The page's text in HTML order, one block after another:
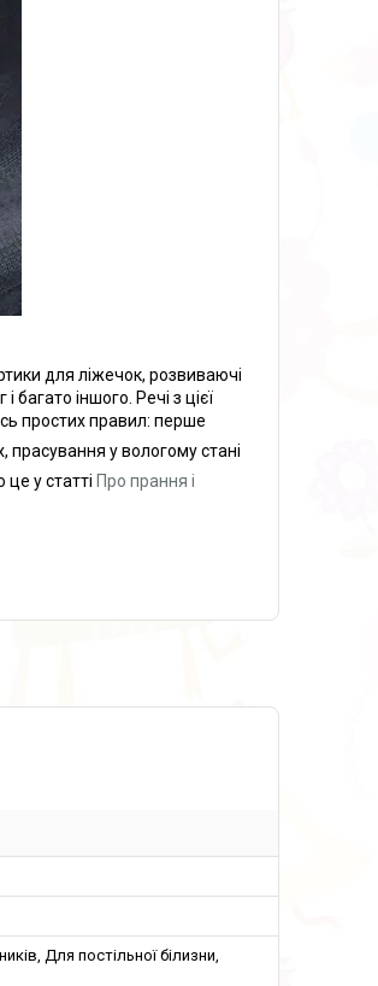
для ліжечок, розвиваючі
іншого. Речі з цієї
простих правил: перше
у вологому стані
у статті Про прання і
Для постільної білизни,